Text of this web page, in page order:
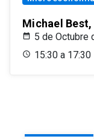
Michael
5 de Octubre
15:30 a 17:30